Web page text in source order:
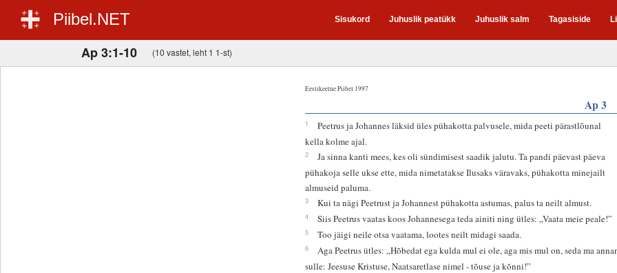
Piibel.NET Sisukord Juhuslik peatükk Juhuslik salm Tagasiside
Ap 3:1-10 (10 vastet, leht 1 1-st)
Eestikeelne Piibel 1997
Ap 3
1
Peetrus ja Johannes läksid üles pühakotta palvusele, mida peeti pärastlõunal
kella kolme ajal.
2
Ja sinna kanti mees, kes oli sündimisest saadik jalutu. Ta pandi päevast päeva
pühakoja selle ukse ette, mida nimetatakse Ilusaks väravaks, pühakotta minejailt
almuseid paluma.
3 Kui ta nägi Peetrust ja Johannest pühakotta astumas, palus ta neilt almust.
4 Siis Peetrus vaatas koos Johannesega teda ainiti ning ütles: „Vaata meie peale!”
5 Too jäigi neile otsa vaatama, lootes neilt midagi saada.
6
Aga Peetrus ütles: „Hõbedat ega kulda mul ei ole, aga mis mul on, seda ma
sulle: Jeesuse Kristuse, Naatsaretlase nimel - tõuse ja kõnni!”